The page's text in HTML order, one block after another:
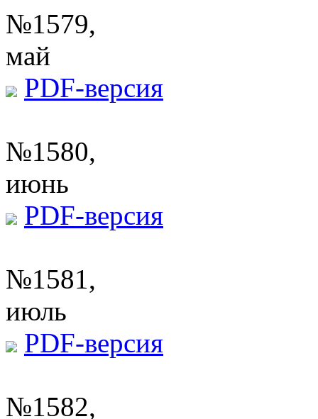
№1579,
май
PDF-версия
№1580,
июнь
PDF-версия
№1581,
июль
PDF-версия
№1582,